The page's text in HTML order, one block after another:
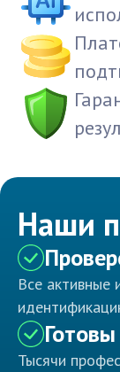
Наши
Все активные
Тысячи